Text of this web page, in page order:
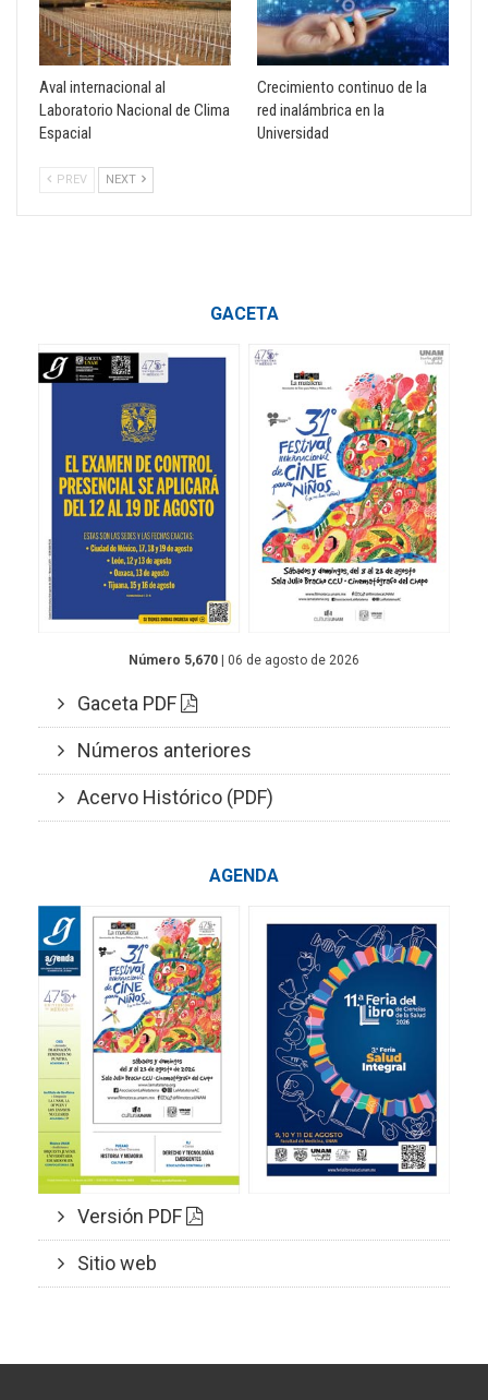
Aval internacional al
Laboratorio Nacional de Clima
Espacial
Crecimiento continuo de la
red inalámbrica en la
Universidad
PREV NEXT
GACETA
Número 5,670 | 06 de agosto de 2026
Gaceta PDF
Números anteriores
Acervo Histórico (PDF)
AGENDA
Versión PDF
Sitio web